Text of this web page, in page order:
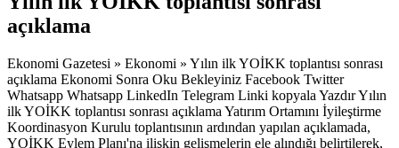
açıklama
Ekonomi Gazetesi » Ekonomi » Yılın ilk YOİKK toplantısı sonrası
açıklama Ekonomi Sonra Oku Bekleyiniz Facebook Twitter
Whatsapp Whatsapp LinkedIn Telegram Linki kopyala Yazdır Yılın
ilk YOİKK toplantısı sonrası açıklama Yatırım Ortamını İyileştirme
Koordinasyon Kurulu toplantısının ardından yapılan açıklamada,
YOİKK Eylem Planı'na ilişkin gelişmelerin ele alındığı belirtilerek,